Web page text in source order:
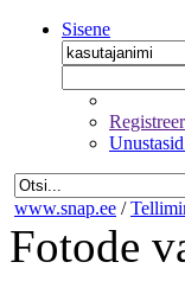
Sisene
www.snap.ee /
Fotode